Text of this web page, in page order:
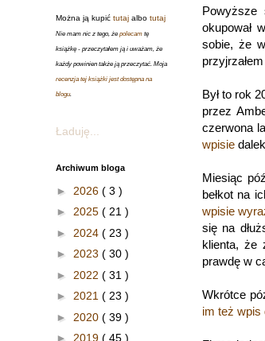
Powyższe
okupował
sobie, że
Był to rok
przez
czerwona
wpisie
Miesiąc
bełkot na
wpisie
się na
klienta, że
prawdę w
Wkrótce
im też wpis
Można ją kupić tutaj albo tutaj
Nie mam nic z tego, żepolecam tę
książkę - przeczytałem ją i uważam, że
każdy powinien także ją przeczytać. Moja
recenzja tej książki jest dostępna na
blogu.
Ładuję...
Archiwum bloga
► 2026 ( 3 )
► 2025 ( 21 )
► 2024 ( 23 )
► 2023 ( 30 )
► 2022 ( 31 )
► 2021 ( 23 )
► 2020 ( 39 )
► 2019 ( 45 )